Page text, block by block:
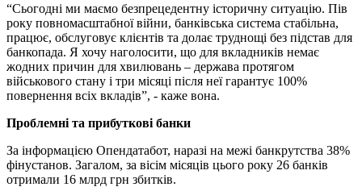
“Сьогодні ми маємо безпрецедентну історичну ситуацію. Пів
року повномасштабної війни, банківська система стабільна,
працює, обслуговує клієнтів та долає труднощі без підстав для
банкопада. Я хочу наголосити, що для вкладників немає
жодних причин для хвилювань – держава протягом
військового стану і три місяці після неї гарантує 100%
повернення всіх вкладів”, - каже вона.
Проблемні та прибуткові банки
За інформацією Опендатабот, наразі на межі банкрутства 38%
фінустанов. Загалом, за вісім місяців цього року 26 банків
отримали 16 млрд грн збитків.